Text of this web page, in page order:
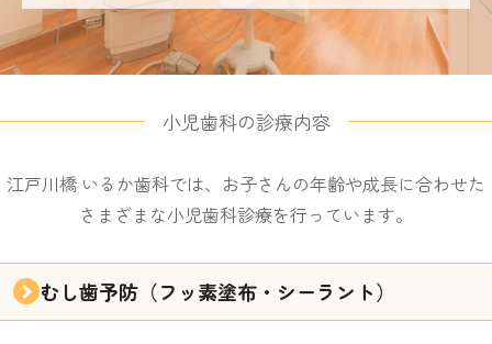
小児歯科の診療内容
江戸川橋 いるか歯科では、お子さんの年齢や成長に合わせた
さまざまな小児歯科診療を行っています。
むし歯予防 （フッ素塗布・シーラント）